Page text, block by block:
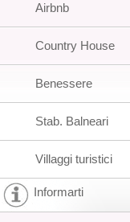
Airbnb
Country House
Benessere
Stab. Balneari
Villaggi turistici
Informarti